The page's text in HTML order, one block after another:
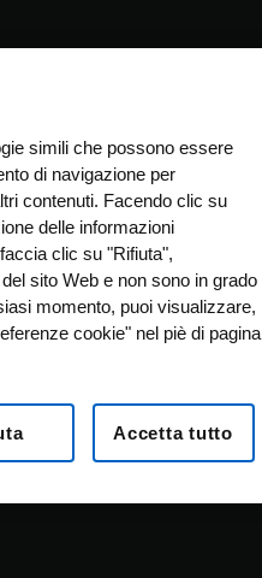
simili che possono essere
di navigazione per
contenuti. Facendo clic su
delle informazioni
clic su "Rifiuta",
sito Web e non sono in grado
momento, puoi visualizzare,
cookie" nel piè di pagina
Accetta tutto